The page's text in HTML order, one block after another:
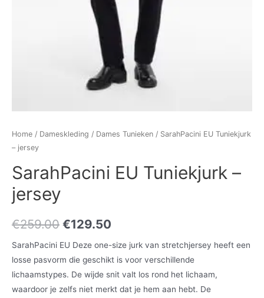
Home / Dameskleding / Dames Tunieken / SarahPacini EU Tuniekjurk
– jersey
SarahPacini EU Tuniekjurk –
jersey
€259.00 €129.50
SarahPacini EU Deze one-size jurk van stretchjersey heeft een
losse pasvorm die geschikt is voor verschillende
lichaamstypes. De wijde snit valt los rond het lichaam,
waardoor je zelfs niet merkt dat je hem aan hebt. De